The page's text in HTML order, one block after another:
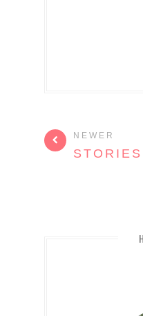
NEWER
STORIES